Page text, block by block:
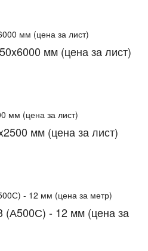
мм (цена за лист)
мм (цена за лист)
- 12 мм (цена за